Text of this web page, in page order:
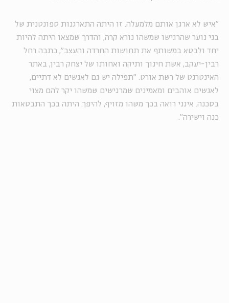
"איש לא ארגן אותם מלמעלה. זו היתה התארגנות ספונטנית של
בני נוער שהרגישו שמשהו נורא קרה, והדרך שמצאו היתה להיות
יחד ולבטא במשותף את תחושות החרדה והעצב", כתבה רחל
רבין-יעקב, אשת חינוך ותיקה ואחותו של יצחק רבין, באתר
האינטרנט של רשת אורט. "תפילה יש גם לאנשים לא דתיים,
לאנשים אוהבים ומאמינים שמרגישים שמשהו יקר להם מצוי
בסכנה. אינני רואה בכך משהו מזויף, להיפך. היתה בכך התבטאות
כנה וישירה".